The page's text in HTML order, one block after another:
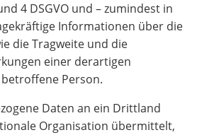
4 DSGVO und – zumindest in
Informationen über die
die Tragweite und die
einer derartigen
Person.
Daten an ein Drittland
Organisation übermittelt,